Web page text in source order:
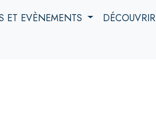
ET EVÈNEMENTS DÉCOUVRIR